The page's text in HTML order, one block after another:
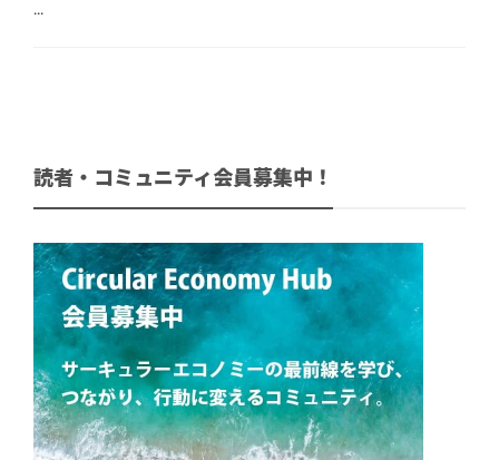
...
読者・コミュニティ会員募集中！